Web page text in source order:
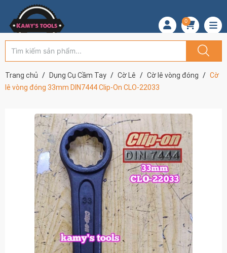
0
Trang chủ Dụng Cụ Cầm Tay Cờ Lê Cờ lê vòng đóng
Cờ
lê vòng đóng 33mm DIN7444 Clip-On CLO-22033